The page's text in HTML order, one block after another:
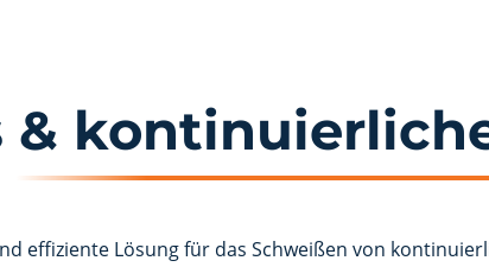
&
effiziente Lösung für das Schweißen von